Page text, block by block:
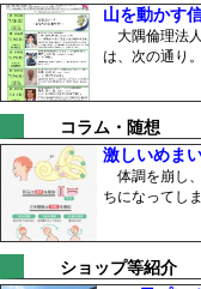
山を動かす
大隅倫理法
は、次の通り
コラム・随想
激しいめま
体調を崩し
ちになってし
ショップ等紹介